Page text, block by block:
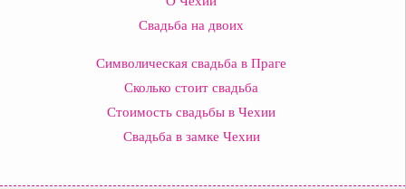
Свадьба на двоих
Символическая свадьба в Праге
Сколько стоит свадьба
Стоимость свадьбы в Чехии
Свадьба в замке Чехии